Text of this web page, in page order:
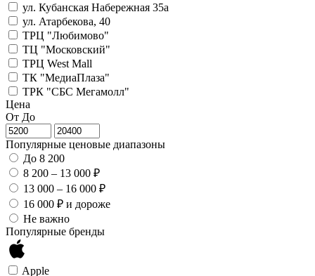
ул. Кубанская Набережная 35а
ул. Атарбекова, 40
ТРЦ "Любимово"
ТЦ "Московский"
ТРЦ West Mall
ТК "МедиаПлаза"
ТРК "СБС Мегамолл"
Цена
От До
Популярные ценовые диапазоны
До 8 200
8 200 – 13 000 ₽
13 000 – 16 000 ₽
16 000 ₽ и дороже
Не важно
Популярные бренды
Apple